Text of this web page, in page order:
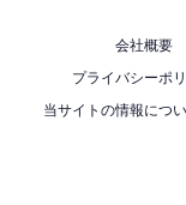
会社概要
プライバシーポ
当サイトの情報につ